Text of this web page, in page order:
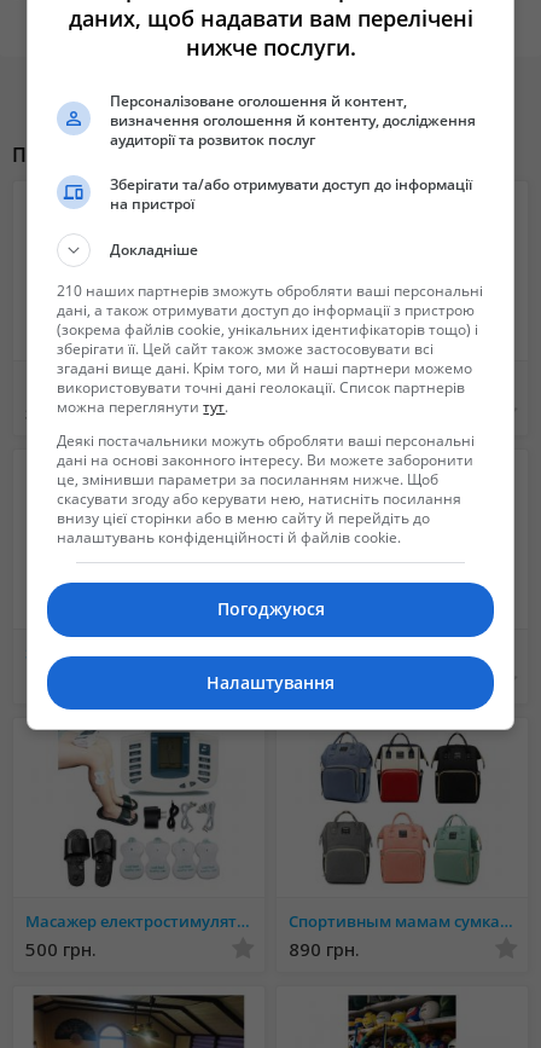
✅ Виїзні майстер-класи — приїдемо на ваше свято або подію!
Для дня народження
Для побачення або парного тренування
Для сімейного дозвілля
Для колективу або корпоративу
Для сюрпризу чи новорічного подарунку
Локація: Тир «Лучник», просп. Оболонський, 9-А, Київ
Телефон: +38 (098) 843-60-68
Сайт: www.luchnik.club
Не забудьте: сертифікати можна надрукувати або надіслати онлайн
— це зручно та стильно.
Відправте друзям
Заплануйте враження, а не банальний подарунок!
Похожие объявления
Швейцарский рюкзак Swissgear городской + Чехол
590 грн.
Отличный шосейник Focus
Samus 1000 Samus 725 Rich P 2000 Rich AC 5
Не указана 60 грн.
Масажер електростимулятор точечний для тіла і стоп - Electronic Pulse Massager JR-309A, тапоч
500 грн.
Спортивным мамам сумка рюкзак MOM BAG
890 грн.
даних, щоб надавати вам перелічені
нижче послуги.
Персоналізоване оголошення й контент,
визначення оголошення й контенту, дослідження
аудиторії та розвиток послуг
Зберігати та/або отримувати доступ до інформації
на пристрої
Докладніше
210 наших партнерів зможуть обробляти ваші персональні
дані, а також отримувати доступ до інформації з пристрою
(зокрема файлів cookie, унікальних ідентифікаторів тощо) і
зберігати її. Цей сайт також зможе застосовувати всі
згадані вище дані. Крім того, ми й наші партнери можемо
використовувати точні дані геолокації. Список партнерів
можна переглянутитут.
Деякі постачальники можуть обробляти ваші персональні
дані на основі законного інтересу. Ви можете заборонити
це, змінивши параметри за посиланням нижче. Щоб
скасувати згоду або керувати нею, натисніть посилання
внизу цієї сторінки або в меню сайту й перейдіть до
налаштувань конфіденційності й файлів cookie.
Погоджуюся
Налаштування